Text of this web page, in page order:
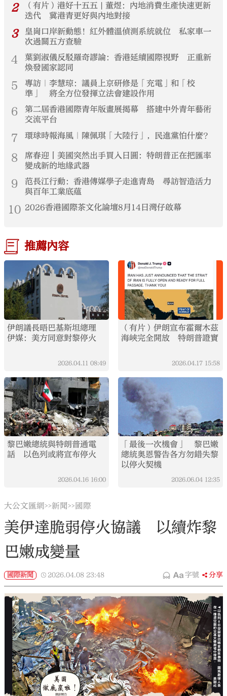
2
（有片）港好十五五 | 董煜：內地消費生產快速更新
迭代 冀港青更好與內地對接
3
皇崗口岸新動態！紅外體溫偵測系統就位 私家車一
次過關五方查驗
4
葉劉淑儀反駁羅奇謬論：香港延續國際視野 正重新
煥發國家認同
5
專訪｜李慧琼：議員上京研修是「充電」和「校
準」 將全方位發揮立法會建設作用
6
第二屆香港國際青年版畫展揭幕 搭建中外青年藝術
交流平台
7 環球時報海風｜陳佩琪「大陸行」，民進黨怕什麼？
8
席春迎丨美國突然出手買入日圓：特朗普正在把匯率
變成新的地緣武器
9
范長江行動：香港傳媒學子走進青島 尋訪智造活力
與百年工業底蘊
10 2026香港國際茶文化論壇8月14日灣仔啟幕
推薦內容
伊朗議長晤巴基斯坦總理
伊媒：美方同意對黎停火
2026.04.11 08:49
（有片）伊朗宣布霍爾木茲
海峽完全開放 特朗普證實
2026.04.17 15:58
黎巴嫩總統與特朗普通電
話 以色列或將宣布停火
2026.04.16 16:00
「最後一次機會」 黎巴嫩
總統奧恩警告各方勿錯失黎
以停火契機
2026.06.04 12:35
大公文匯網>>新聞>> 國際
美伊達脆弱停火協議 以續炸黎
巴嫩成變量
國際新聞 2026.04.08 23:48 字號 分享